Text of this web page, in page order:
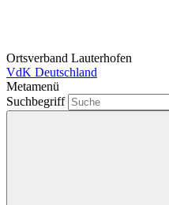
Ortsverband Lauterhofen
VdK Deutschland
Metamenü
Suchbegriff